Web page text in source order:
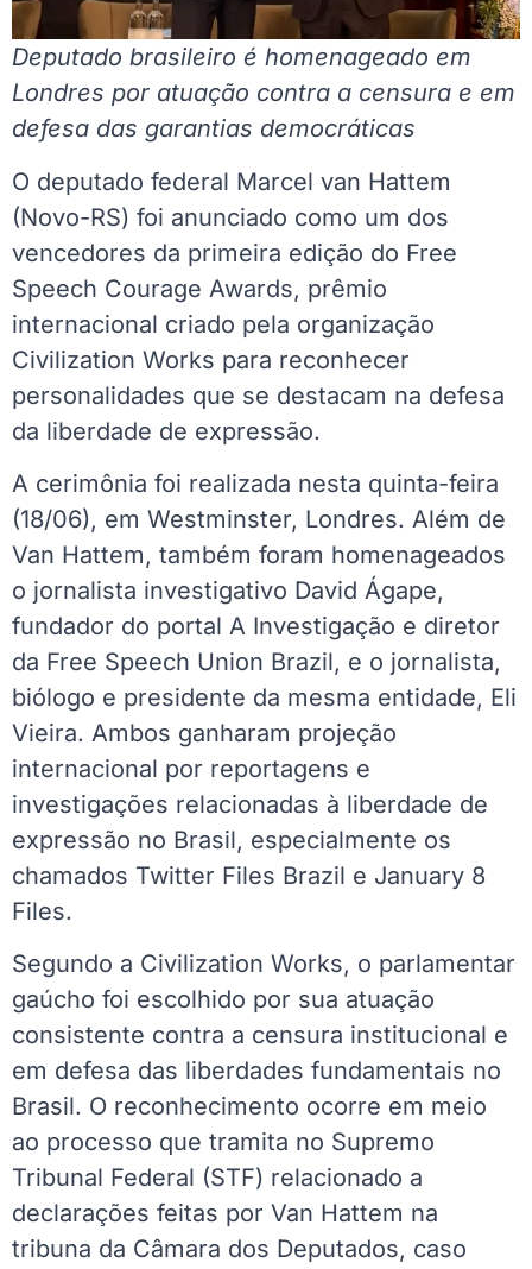
Deputado brasileiro é homenageado em
Londres por atuação contra a censura e em
defesa das garantias democráticas
O deputado federal Marcel van Hattem
(Novo-RS) foi anunciado como um dos
vencedores da primeira edição do Free
Speech Courage Awards, prêmio
internacional criado pela organização
Civilization Works para reconhecer
personalidades que se destacam na defesa
da liberdade de expressão.
A cerimônia foi realizada nesta quinta-feira
(18/06), em Westminster, Londres. Além de
Van Hattem, também foram homenageados
o jornalista investigativo David Ágape,
fundador do portal A Investigação e diretor
da Free Speech Union Brazil, e o jornalista,
biólogo e presidente da mesma entidade, Eli
Vieira. Ambos ganharam projeção
internacional por reportagens e
investigações relacionadas à liberdade de
expressão no Brasil, especialmente os
chamados Twitter Files Brazil e January 8
Files.
Segundo a Civilization Works, o parlamentar
gaúcho foi escolhido por sua atuação
consistente contra a censura institucional e
em defesa das liberdades fundamentais no
Brasil. O reconhecimento ocorre em meio
ao processo que tramita no Supremo
Tribunal Federal (STF) relacionado a
declarações feitas por Van Hattem na
tribuna da Câmara dos Deputados, caso